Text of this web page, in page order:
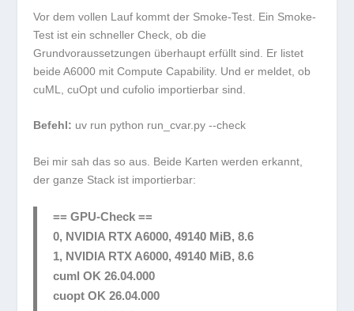
Vor dem vollen Lauf kommt der Smoke-Test. Ein Smoke-
Test ist ein schneller Check, ob die
Grundvoraussetzungen überhaupt erfüllt sind. Er listet
beide A6000 mit Compute Capability. Und er meldet, ob
cuML
,cuOpt undcufolio importierbar sind.
Befehl: uv run python run_cvar.py --check
Bei mir sah das so aus. Beide Karten werden erkannt,
der ganze Stack ist importierbar:
== GPU-Check ==
0, NVIDIA RTX A6000, 49140 MiB, 8.6
1, NVIDIA RTX A6000, 49140 MiB, 8.6
cuml OK 26.04.000
cuopt OK 26.04.000